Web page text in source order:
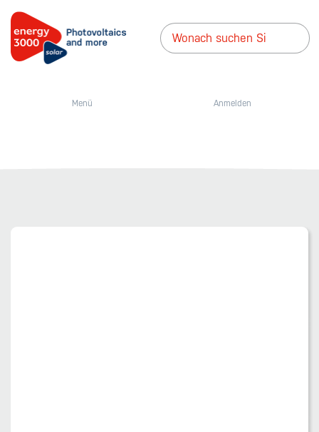
Menü Anmelden